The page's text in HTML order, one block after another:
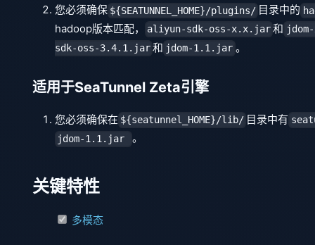
您必须确保 ${SEATUNNEL_HOME}/plugins/ 目录中的
hadoop版本匹配， aliyun-sdk-oss-x.x.jar 和
sdk-oss-3.4.1.jar和 jdom-1.1.jar 。
适用于SeaTunnel Zeta引擎
您必须确保在 ${seatunnel_HOME}/lib/ 目录中有
jdom-1.1.jar
。
关键特性
多模态